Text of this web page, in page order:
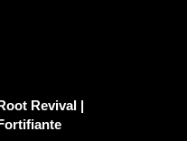
Revival |